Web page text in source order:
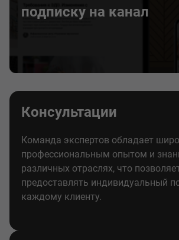
подписку на канал
Консультации
Команда экспертов обладает
профессиональным опытом и
различных отраслях, что
предоставлять индивидуальный
каждому клиенту.